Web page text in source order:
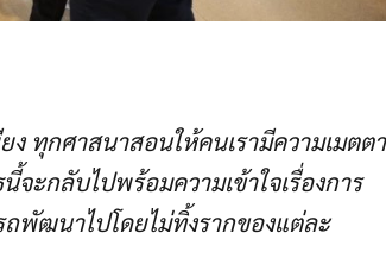
ทุกศาสนาสอนให้คนเรามีความเมตตา
ะกลับไปพร้อมความเข้าใจเรื่องการ
พัฒนาไปโดยไม่ทิ้งรากของแต่ละ